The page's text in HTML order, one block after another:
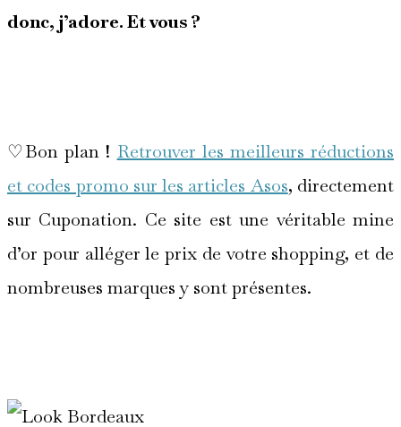
donc, j’adore. Et vous ?
♡Bon plan ! Retrouver les meilleurs réductions
et codes promo sur les articles Asos, directement
sur Cuponation. Ce site est une véritable mine
d’or pour alléger le prix de votre shopping, et de
nombreuses marques y sont présentes.